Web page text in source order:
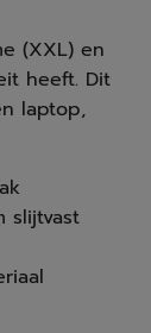
(XXL) en
heeft. Dit
laptop,
slijtvast